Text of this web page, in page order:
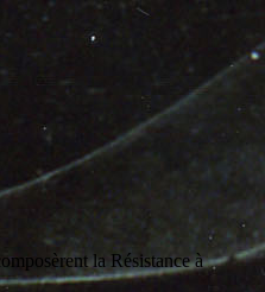
la Résistance à